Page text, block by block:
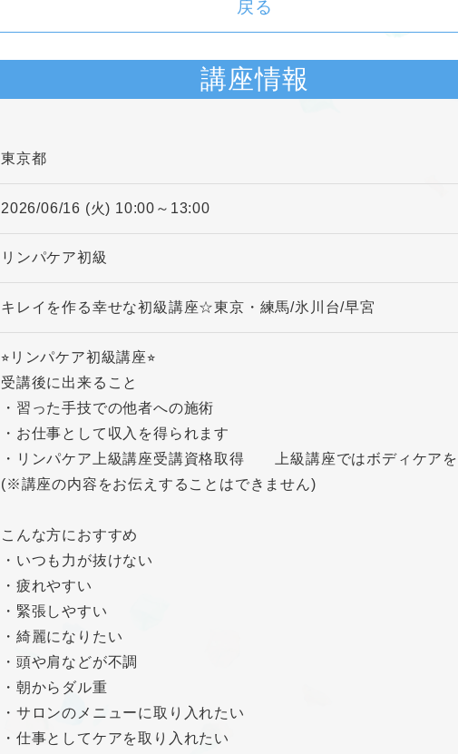
戻る
講座情報
東京都
2026/06/16 (火) 10:00～13:00
リンパケア初級
キレイを作る幸せな初級講座☆東京・練馬/氷川台/早宮
⭐︎リンパケア初級講座⭐︎
受講後に出来ること
・習った手技での他者への施術
・お仕事として収入を得られます
・リンパケア上級講座受講資格取得 上級講座ではボディケア
(※講座の内容をお伝えすることはできません)
こんな方におすすめ
・いつも力が抜けない
・疲れやすい
・緊張しやすい
・綺麗になりたい
・頭や肩などが不調
・朝からダル重
・サロンのメニューに取り入れたい
・仕事としてケアを取り入れたい